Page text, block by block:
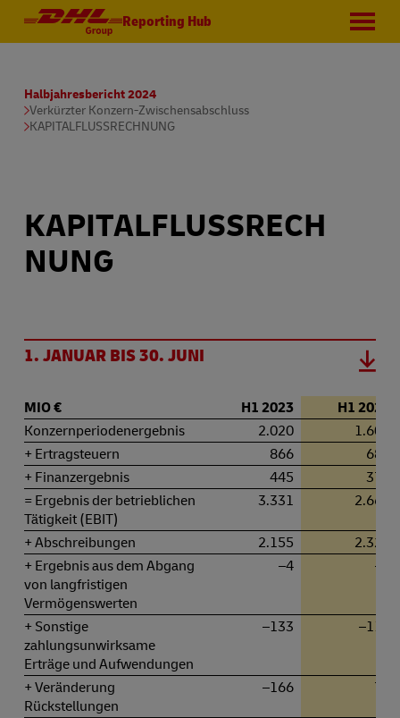
Reporting Hub
Halbjahresbericht 2024
Verkürzter Konzern-Zwischensabschluss
KAPITALFLUSSRECHNUNG
KAPITALFLUSSRECH
NUNG
1. JANUAR BIS 30. JUNI
MIO € H1 2023
H1 2024
Konzernperiodenergebnis
2.020
1.604
+ Ertragsteuern
866
688
+ Finanzergebnis
445
370
= Ergebnis der betrieblichen
Tätigkeit (EBIT)
3.331 2.662
+ Abschreibungen 2.155
2.320
+ Ergebnis aus dem Abgang
von langfristigen
Vermögenswerten
–4 –2
+ Sonstige
zahlungsunwirksame
Erträge und Aufwendungen
–133 –118
+ Veränderung
Rückstellungen
–166 76